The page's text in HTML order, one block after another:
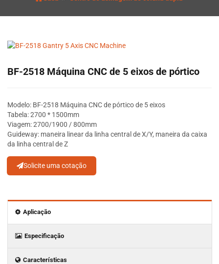
BF-2518 Máquina CNC de 5 eixos de pórtico
Modelo: BF-2518 Máquina CNC de pórtico de 5 eixos
Tabela: 2700 * 1500mm
Viagem: 2700/1900 / 800mm
Guideway: maneira linear da linha central de X/Y, maneira da caixa
da linha central de Z
Solicite uma cotação
Aplicação
Especificação
Características